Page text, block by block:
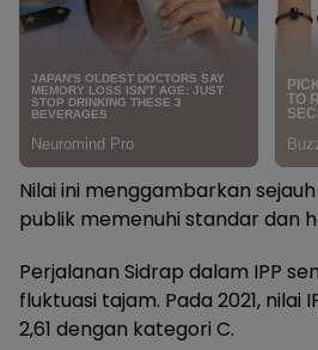
Nilai ini menggambarkan
publik memenuhi standar dan
Perjalanan Sidrap dalam IPP
fluktuasi tajam. Pada 2021, nilai
2,61 dengan kategori C.